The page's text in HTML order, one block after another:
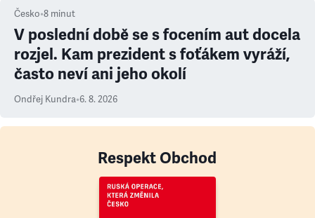
Česko•8 minut
V poslední době se s focením aut docela
rozjel. Kam prezident s foťákem vyráží,
často neví ani jeho okolí
Ondřej Kundra•6. 8. 2026
Respekt Obchod